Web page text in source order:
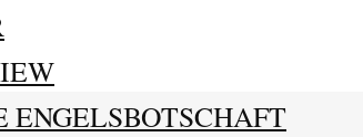
ENGELSBOTSCHAFT